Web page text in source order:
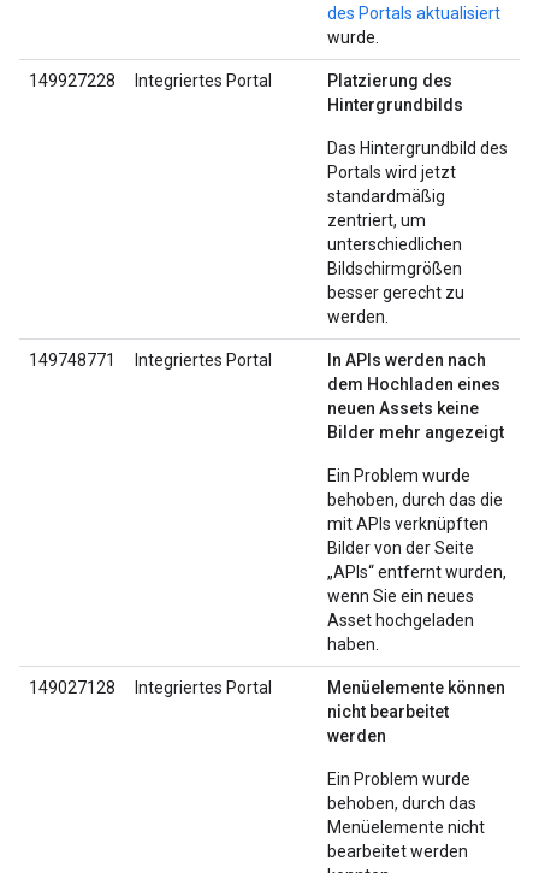
des Portals aktualisiert
wurde.
149927228 Integriertes Portal
Platzierung des
Hintergrundbilds
Das Hintergrundbild des
Portals wird jetzt
standardmäßig
zentriert, um
unterschiedlichen
Bildschirmgrößen
besser gerecht zu
werden.
149748771 Integriertes Portal
In APIs werden nach
dem Hochladen eines
neuen Assets keine
Bilder mehr angezeigt
Ein Problem wurde
behoben, durch das die
mit APIs verknüpften
Bilder von der Seite
„APIs“ entfernt wurden,
wenn Sie ein neues
Asset hochgeladen
haben.
149027128 Integriertes Portal
Menüelemente können
nicht bearbeitet
werden
Ein Problem wurde
behoben, durch das
Menüelemente nicht
bearbeitet werden